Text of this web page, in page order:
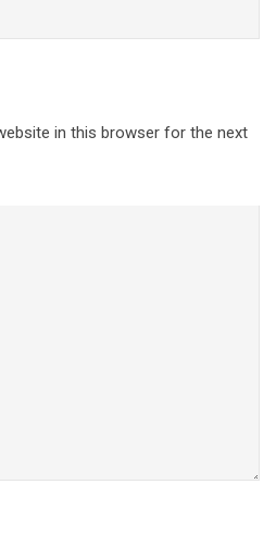
in this browser for the next